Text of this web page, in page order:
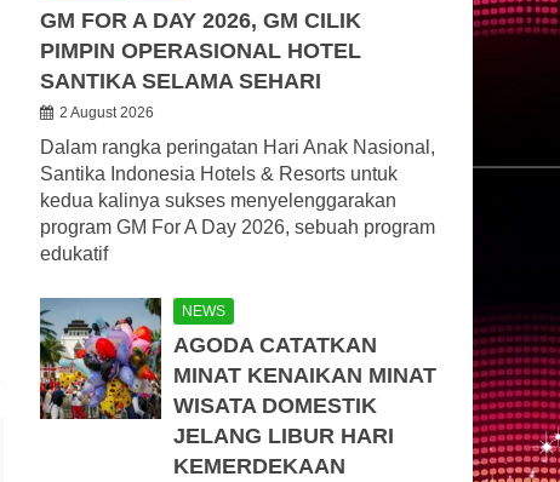
GM FOR A DAY 2026, GM CILIK
PIMPIN OPERASIONAL HOTEL
SANTIKA SELAMA SEHARI
2 August 2026
Dalam rangka peringatan Hari Anak Nasional,
Santika Indonesia Hotels & Resorts untuk
kedua kalinya sukses menyelenggarakan
program GM For A Day 2026, sebuah program
edukatif
NEWS
AGODA CATATKAN
MINAT KENAIKAN MINAT
WISATA DOMESTIK
JELANG LIBUR HARI
KEMERDEKAAN